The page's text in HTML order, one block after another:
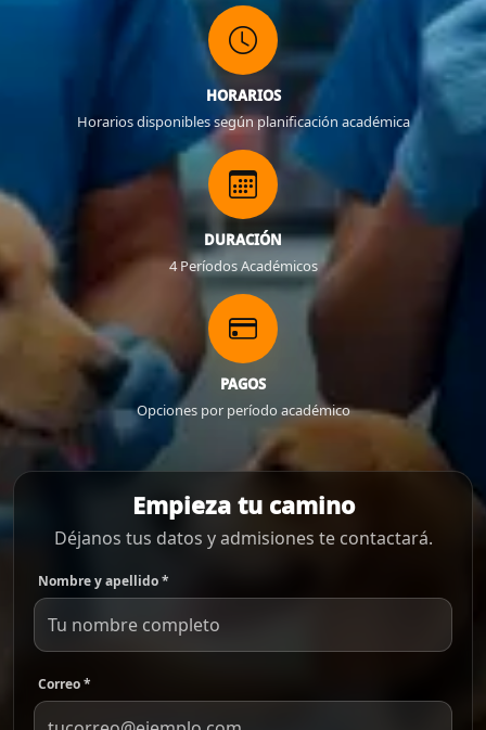
HORARIOS
Horarios disponibles según planificación académica
DURACIÓN
4 Períodos Académicos
PAGOS
Opciones por período académico
Empieza tu camino
Déjanos tus datos y admisiones te contactará.
Nombre y apellido *
Correo *